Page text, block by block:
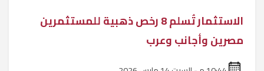
الاستثمار تُسلم 8 رخص ذهبية للمستثمرين
مصرين وأجانب وعرب